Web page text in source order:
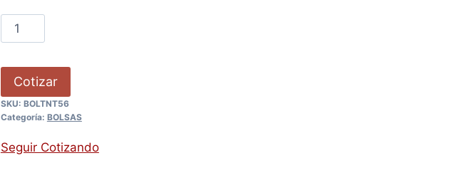
Cotizar
SKU: BOLTNT56
Categoría: BOLSAS
Seguir Cotizando